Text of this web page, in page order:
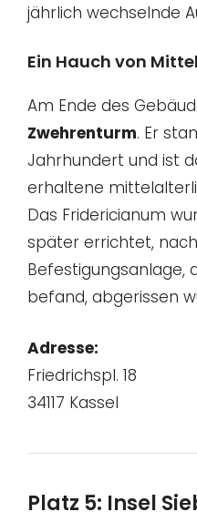
jährlich wechselnde
Ein Hauch von
Am Ende des
Zwehrenturm. Er
Jahrhundert und ist
erhaltene
Das Fridericianum
später errichtet,
Befestigungsanlage,
befand, abgerissen
Adresse:
Friedrichspl. 18
34117 Kassel
Platz 5: Insel